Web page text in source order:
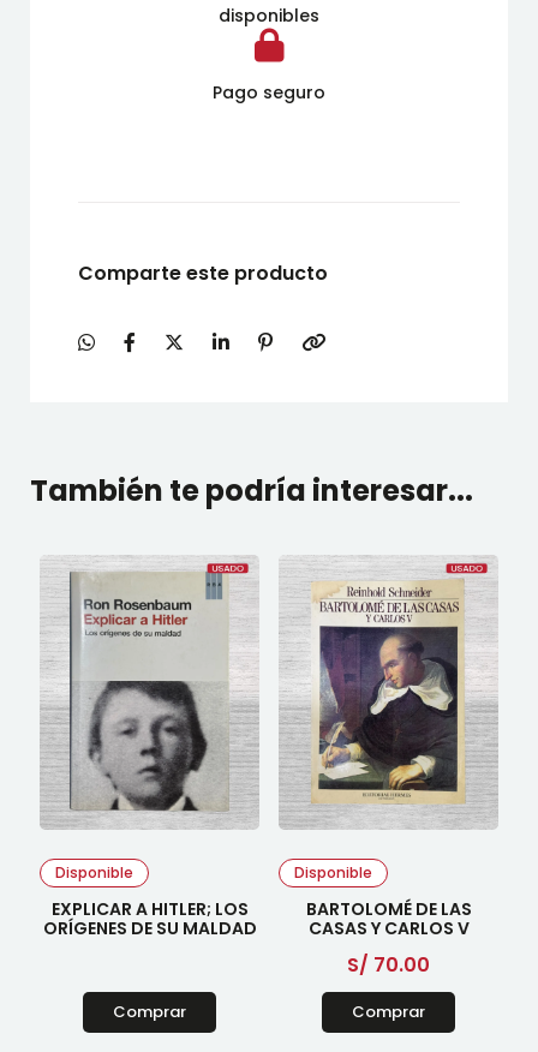
disponibles
Pago seguro
Comparte este producto
También te podría interesar...
Disponible
EXPLICAR A HITLER; LOS
ORÍGENES DE SU MALDAD
Comprar
Disponible
BARTOLOMÉ DE LAS
CASAS Y CARLOS V
S/ 70.00
Comprar